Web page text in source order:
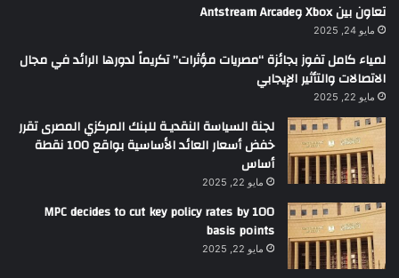
تعاون بين Xbox وAntstream Arcade
مايو 24, 2025
لمياء كامل تفوز بجائزة “مصريات مؤثرات” تكريماً لدورها الرائد في مجال
الاتصالات والتأثير الإيجابي
مايو 22, 2025
لجنة السياسة النقديـة للبنك المركزي المصرى تقرر
خفض أسعار العائد الأساسية بواقع 100 نقطة
أساس
مايو 22, 2025
MPC decides to cut key policy rates by 100
basis points
مايو 22, 2025